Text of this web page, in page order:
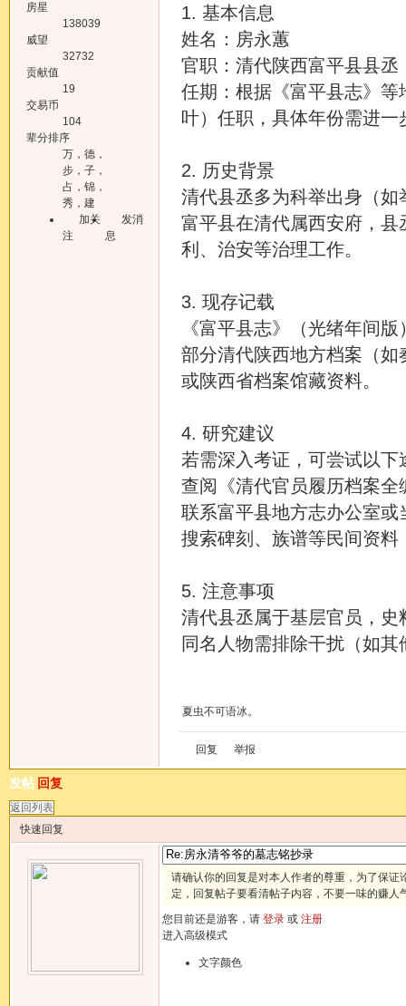
房星
138039
威望
32732
贡献值
19
交易币
104
辈分排序
万，德，
步，子，
占，锦，
秀，建
加关
注
发消
息
1. 基本信息
姓名：房永蕙
官职：清代陕西富平县县
任期：根据《富平县志》
叶）任职，具体年份需进一
2. 历史背景
清代县丞多为科举出身（
富平县在清代属西安府，
利、治安等治理工作。
3. 现存记载
《富平县志》（光绪年间
部分清代陕西地方档案（
或陕西省档案馆藏资料。
4. 研究建议
若需深入考证，可尝试以下
查阅《清代官员履历档案
联系富平县地方志办公室
搜索碑刻、族谱等民间资
5. 注意事项
清代县丞属于基层官员，
同名人物需排除干扰（如其
夏虫不可语冰。
回复 举报
发帖 回复
返回列表
快速回复
请确认你的回复是对本人作者的尊重，为了保
定，回复帖子要看清帖子内容，不要一味的赚人
您目前还是游客，请 登录 或 注册
进入高级模式
文字颜色